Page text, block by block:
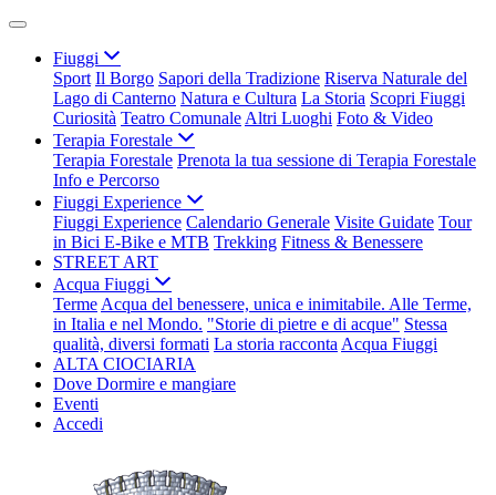
Fiuggi
Sport Il Borgo Sapori della Tradizione Riserva Naturale del
Lago di Canterno Natura e Cultura La Storia Scopri Fiuggi
Curiosità Teatro Comunale Altri Luoghi Foto & Video
Terapia Forestale
Terapia Forestale Prenota la tua sessione di Terapia Forestale
Info e Percorso
Fiuggi Experience
Fiuggi Experience Calendario Generale Visite Guidate Tour
in Bici E-Bike e MTB Trekking Fitness & Benessere
STREET ART
Acqua Fiuggi
Terme Acqua del benessere, unica e inimitabile. Alle Terme,
in Italia e nel Mondo. "Storie di pietre e di acque" Stessa
qualità, diversi formati La storia racconta Acqua Fiuggi
ALTA CIOCIARIA
Dove Dormire e mangiare
Eventi
Accedi